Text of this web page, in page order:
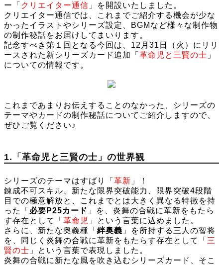
ー「 クリエイター通信 」を開設いたしました。
クリエイター通信では、これまでご紹介する機会が少な
かったイラストやシリーズ設定、BGMなど様々な制作物
の制作秘話をお届けしてまいります。
記念すべき第１回となる今回は、12月31日（火）にリリ
ースされた新シリーズカード追加「 革命児と三賢の士 」
についての情報です。
これまであまりお伝えすることのなかった、シリーズの
テーマやカードの制作秘話についてご紹介しますので、
ぜひご覧ください♪
1.「革命児と三賢の士」の世界観
シリーズのテーマはすばり「 革新 」！
錬成不可スキル、新たな限界突破能力、限界突破4段階
目での極意解放と、これまでとは大きく異なる特徴を持
った「 必要P25カード 」を、炎舞の合戦に革新をもたら
す存在として「 革命児 」という言葉に込めました。
さらに、新たな奥義種「 絆奥義 」を所持する三人の智将
を、同じく炎舞の合戦に革新をもたらす存在として「 三
賢の士 」という言葉で表現しました。
炎舞の合戦に新たな風を吹き込むシリーズカード、そこ